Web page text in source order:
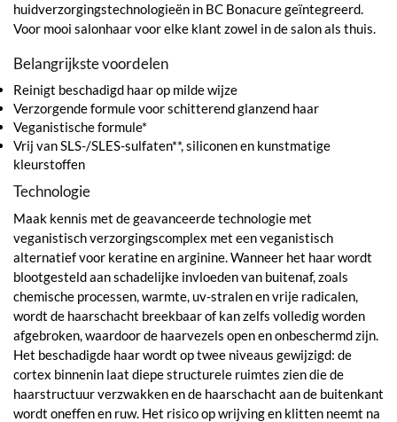
huidverzorgingstechnologieën in BC Bonacure geïntegreerd.
Voor mooi salonhaar voor elke klant zowel in de salon als thuis.
Belangrijkste voordelen
Reinigt beschadigd haar op milde wijze
Verzorgende formule voor schitterend glanzend haar
Veganistische formule*
Vrij van SLS-/SLES-sulfaten**, siliconen en kunstmatige
kleurstoffen
Technologie
Maak kennis met de geavanceerde technologie met
veganistisch verzorgingscomplex met een veganistisch
alternatief voor keratine en arginine. Wanneer het haar wordt
blootgesteld aan schadelijke invloeden van buitenaf, zoals
chemische processen, warmte, uv-stralen en vrije radicalen,
wordt de haarschacht breekbaar of kan zelfs volledig worden
afgebroken, waardoor de haarvezels open en onbeschermd zijn.
Het beschadigde haar wordt op twee niveaus gewijzigd: de
cortex binnenin laat diepe structurele ruimtes zien die de
haarstructuur verzwakken en de haarschacht aan de buitenkant
wordt oneffen en ruw. Het risico op wrijving en klitten neemt na